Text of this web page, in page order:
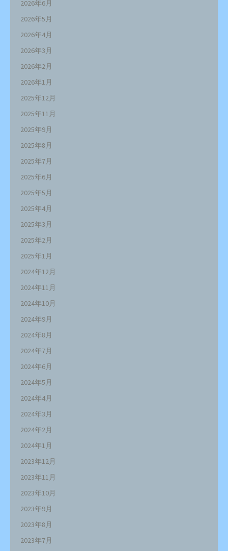
2026年6月
2026年5月
2026年4月
2026年3月
2026年2月
2026年1月
2025年12月
2025年11月
2025年9月
2025年8月
2025年7月
2025年6月
2025年5月
2025年4月
2025年3月
2025年2月
2025年1月
2024年12月
2024年11月
2024年10月
2024年9月
2024年8月
2024年7月
2024年6月
2024年5月
2024年4月
2024年3月
2024年2月
2024年1月
2023年12月
2023年11月
2023年10月
2023年9月
2023年8月
2023年7月